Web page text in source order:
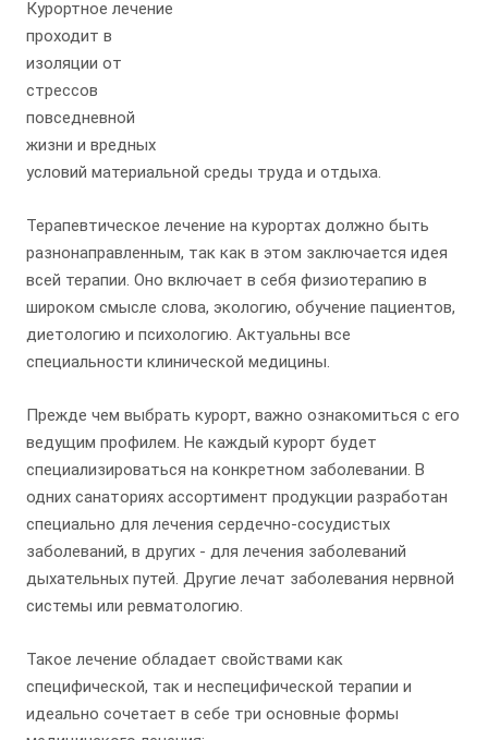
Курортное лечение
проходит в
изоляции от
стрессов
повседневной
жизни и вредных
условий материальной среды труда и отдыха.
Терапевтическое лечение на курортах должно быть
разнонаправленным, так как в этом заключается идея
всей терапии. Оно включает в себя физиотерапию в
широком смысле слова, экологию, обучение пациентов,
диетологию и психологию. Актуальны все
специальности клинической медицины.
Прежде чем выбрать курорт, важно ознакомиться с его
ведущим профилем. Не каждый курорт будет
специализироваться на конкретном заболевании. В
одних санаториях ассортимент продукции разработан
специально для лечения сердечно-сосудистых
заболеваний, в других - для лечения заболеваний
дыхательных путей. Другие лечат заболевания нервной
системы или ревматологию.
Такое лечение обладает свойствами как
специфической, так и неспецифической терапии и
идеально сочетает в себе три основные формы